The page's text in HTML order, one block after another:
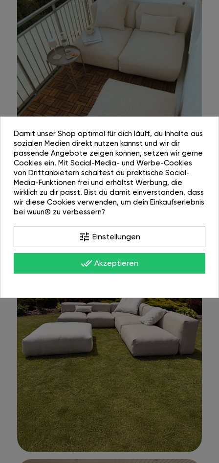
Damit unser Shop optimal für dich läuft, du Inhalte aus
sozialen Medien direkt nutzen kannst und wir dir
passende Angebote zeigen können, setzen wir gerne
Cookies ein. Mit Social-Media- und Werbe-Cookies
von Drittanbietern schaltest du praktische Social-
Media-Funktionen frei und erhältst Werbung, die
wirklich zu dir passt. Bist du damit einverstanden, dass
wir diese Cookies verwenden, um dein Einkaufserlebnis
bei wuun® zu verbessern?
tune Einstellungen
done_all Akzeptieren